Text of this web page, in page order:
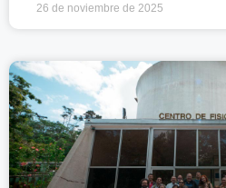
26 de noviembre de 2025